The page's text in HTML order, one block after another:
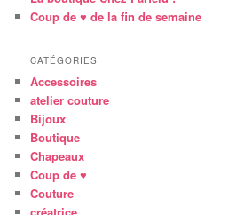
Coup de ♥ de la fin de semaine
CATÉGORIES
Accessoires
atelier couture
Bijoux
Boutique
Chapeaux
Coup de ♥
Couture